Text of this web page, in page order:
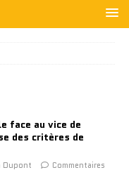
face au vice de
des critères de
Dupont
Commentaires